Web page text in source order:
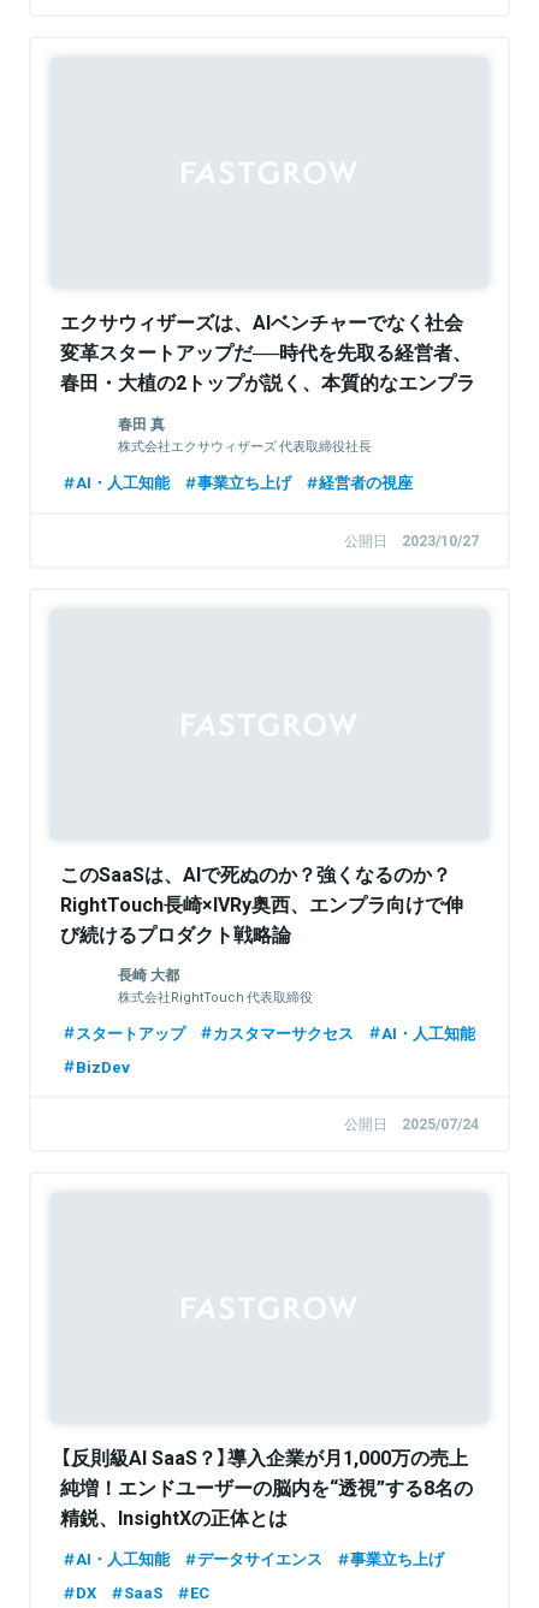
エクサウィザーズは、AIベンチャーでなく社会
変革スタートアップだ──時代を先取る経営者、
春田・大植の2トップが説く、本質的なエンプラ
事業開発思想
春田 真
株式会社エクサウィザーズ 代表取締役社長
AI・人工知能 事業立ち上げ 経営者の視座
公開日 2023/10/27
このSaaSは、AIで死ぬのか？強くなるのか？
RightTouch長崎×IVRy奥西、エンプラ向けで伸
び続けるプロダクト戦略論
長崎 大都
株式会社RightTouch 代表取締役
スタートアップ カスタマーサクセス
AI・人工知能
BizDev
公開日 2025/07/24
【反則級AI SaaS？】導入企業が月1,000万の売上
純増！エンドユーザーの脳内を“透視”する8名の
精鋭、InsightXの正体とは
AI・人工知能 データサイエンス
事業立ち上げ
DX
SaaS EC